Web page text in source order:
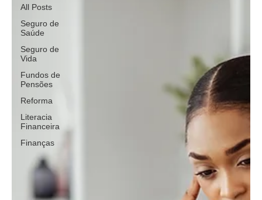
All Posts
Seguro de
Saúde
Seguro de
Vida
Fundos de
Pensões
Reforma
Literacia
Financeira
Finanças